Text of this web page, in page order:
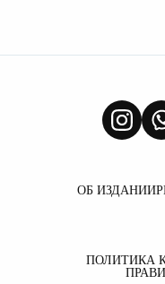
ОБ ИЗДАНИИ
ПОЛИТИКА